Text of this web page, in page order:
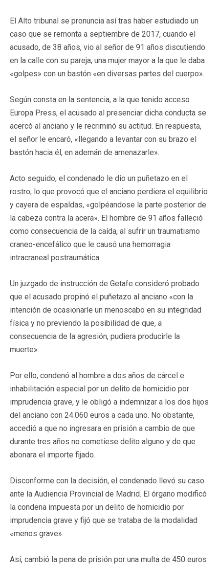
El Alto tribunal se pronuncia así tras haber estudiado un
caso que se remonta a septiembre de 2017, cuando el
acusado, de 38 años, vio al señor de 91 años discutiendo
en la calle con su pareja, una mujer mayor a la que le daba
«golpes» con un bastón «en diversas partes del cuerpo».
Según consta en la sentencia, a la que tenido acceso
Europa Press, el acusado al presenciar dicha conducta se
acercó al anciano y le recriminó su actitud. En respuesta,
el señor le encaró, «llegando a levantar con su brazo el
bastón hacia él, en ademán de amenazarle».
Acto seguido, el condenado le dio un puñetazo en el
rostro, lo que provocó que el anciano perdiera el equilibrio
y cayera de espaldas, «golpéandose la parte posterior de
la cabeza contra la acera». El hombre de 91 años falleció
como consecuencia de la caída, al sufrir un traumatismo
craneo-encefálico que le causó una hemorragia
intracraneal postraumática.
Un juzgado de instrucción de Getafe consideró probado
que el acusado propinó el puñetazo al anciano «con la
intención de ocasionarle un menoscabo en su integridad
física y no previendo la posibilidad de que, a
consecuencia de la agresión, pudiera producirle la
muerte».
Por ello, condenó al hombre a dos años de cárcel e
inhabilitación especial por un delito de homicidio por
imprudencia grave, y le obligó a indemnizar a los dos hijos
del anciano con 24.060 euros a cada uno. No obstante,
accedió a que no ingresara en prisión a cambio de que
durante tres años no cometiese delito alguno y de que
abonara el importe fijado.
Disconforme con la decisión, el condenado llevó su caso
ante la Audiencia Provincial de Madrid. El órgano modificó
la condena impuesta por un delito de homicidio por
imprudencia grave y fijó que se trataba de la modalidad
«menos grave».
Así, cambió la pena de prisión por una multa de 450 euros